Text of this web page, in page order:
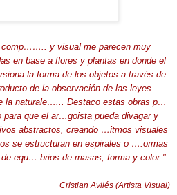
y visual me parecen muy
en base a flores y plantas en donde el
la forma de los objetos a través de
de la observación de las leyes
la naturale…... Destaco estas obras p…
que el ar…goista pueda divagar y
abstractos, creando …itmos visuales
se estructuran en espirales o ….ormas
equ….brios de masas, forma y color."
Cristian Avilés (Artista Visual)